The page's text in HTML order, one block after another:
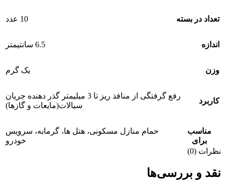
تعداد در بسته 10 عدد
اندازه 6.5 سانتیمتر
وزن یک گرم
کاربرد
رفع گرفتگی از منافذ ریز تا 3 میلیمتر گذر دهنده جریان
سیالات(مایعات و گازها)
مناسب
برای
حمام منازل مسکونی، هتل ها، گرمابه، سرویس
خودرو
نظرات (0)
نقد و بررسی‌ها